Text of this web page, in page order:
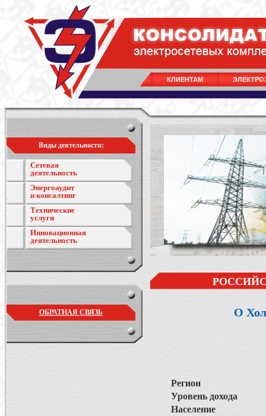
КЛИЕНТАМ
Виды деятельности:
Сетевая
деятельность
Энергоаудит
и консалтинг
Технические
услуги
Инновационная
деятельность
ОБРАТНАЯ СВЯЗЬ О
Регион
Уровень дохода
Население